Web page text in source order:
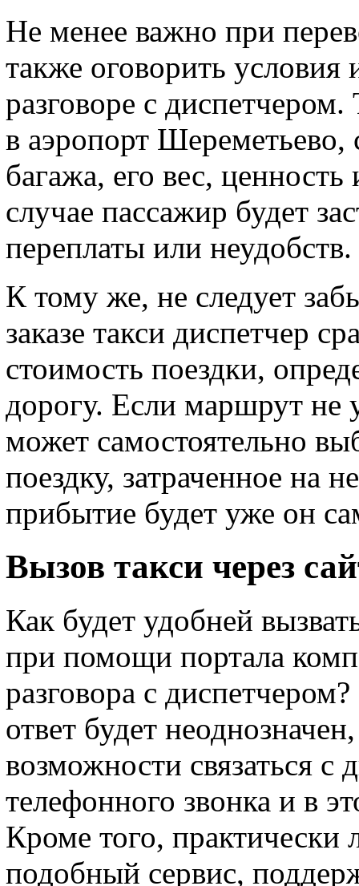
Не менее важно при
также оговорить условия
разговоре с
в аэропорт Шереметьево,
багажа, его вес,
случае пассажир будет
переплаты или неудобств.
К тому же, не следует
заказе такси диспетчер
стоимость поездки,
дорогу. Если маршрут не
может самостоятельно
поездку, затраченное на
прибытие будет уже он
Вызов такси через
Как будет удобней
при помощи портала
разговора с
ответ будет
возможности связаться с
телефонного звонка и в
Кроме того,
подобный сервис,